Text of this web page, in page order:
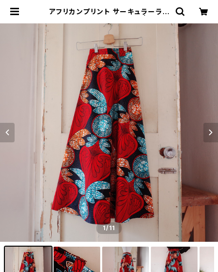
アフリカンプリント サーキュラーラッ
1/11